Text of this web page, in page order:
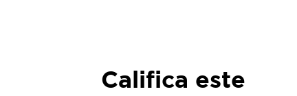
Califica este